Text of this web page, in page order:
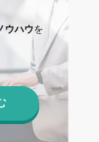
ウハウを